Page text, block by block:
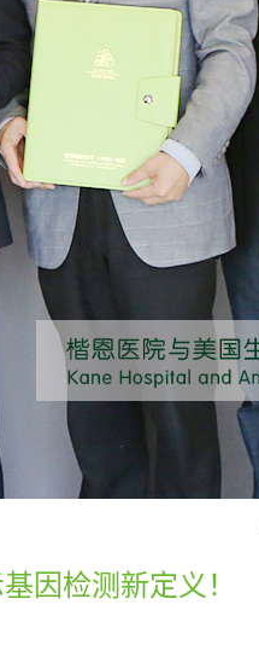
因检测新定义！